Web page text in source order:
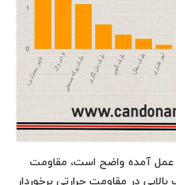
عمل آمده واضح است، مقاومت
در مقاومت حرارتی برخوردار